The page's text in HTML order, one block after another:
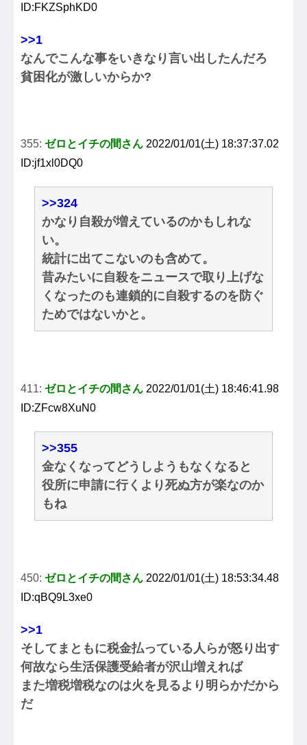
ID:FKZSphKD0
>>1
なんでこんな事をいきなり言い出したんだろ
貧困化が激しいからか?
355: ゼロとイチの間さん 2022/01/01(土) 18:37:37.02
ID:jf1xl0DQ0
>>324
かなり自殺が増えているのかもしれな
い。
統計に出てこないのも含めて。
昔みたいに自殺をニュースで取り上げな
くなったのも連鎖的に自殺するのを防ぐ
ためではないかと。
411: ゼロとイチの間さん 2022/01/01(土) 18:46:41.98
ID:ZFcw8XuN0
>>355
金なくなってどうしようもなくなると
役所に申請に行くより死ぬ方が楽なのか
もね
450: ゼロとイチの間さん 2022/01/01(土) 18:53:34.48
ID:qBQ9L3xe0
>>1
そしてまともに税金払っている人らが怒り出す
何故なら生活保護受給者が沢山増えれば
また増税増税なのは火を見るより明らかだから
だ